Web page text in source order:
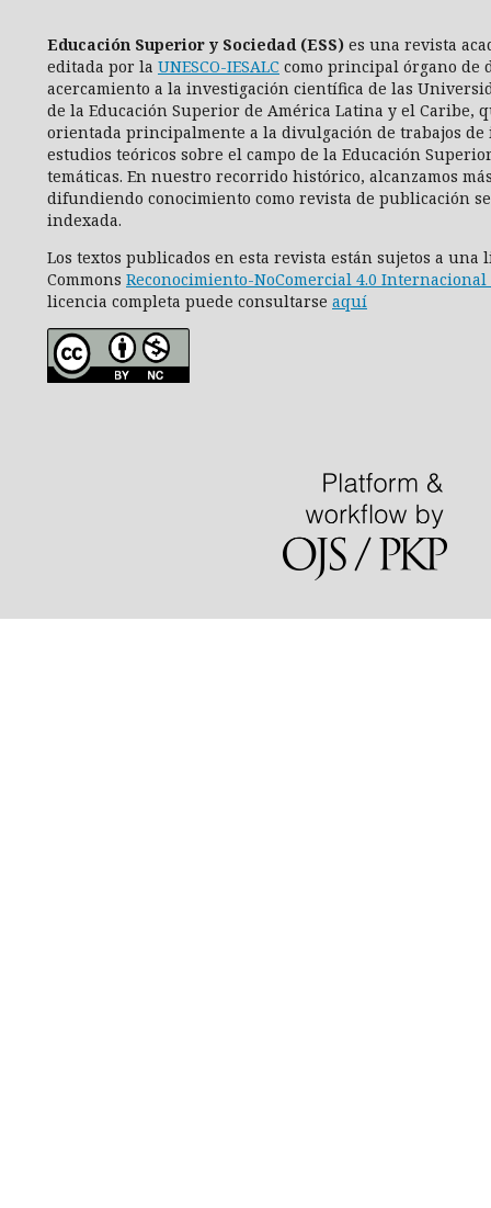
Educación Superior y Sociedad (ESS) es una revista
editada por la UNESCO-IESALC como principal órgano de
acercamiento a la investigación científica de las
de la Educación Superior de América Latina y el Caribe,
orientada principalmente a la divulgación de trabajos de
estudios teóricos sobre el campo de la Educación
temáticas. En nuestro recorrido histórico, alcanzamos
difundiendo conocimiento como revista de publicación
indexada.
Los textos publicados en esta revista están sujetos a una
Commons Reconocimiento-NoComercial 4.0 Internacional
licencia completa puede consultarse aquí